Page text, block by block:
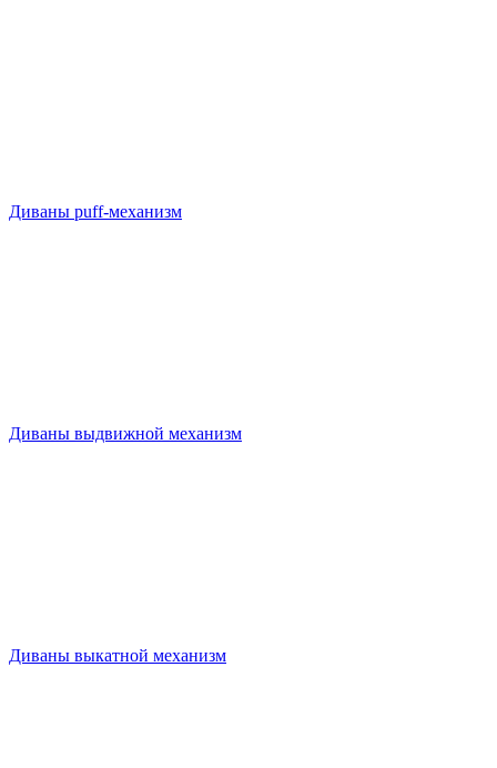
Диваны puff-механизм
Диваны выдвижной механизм
Диваны выкатной механизм